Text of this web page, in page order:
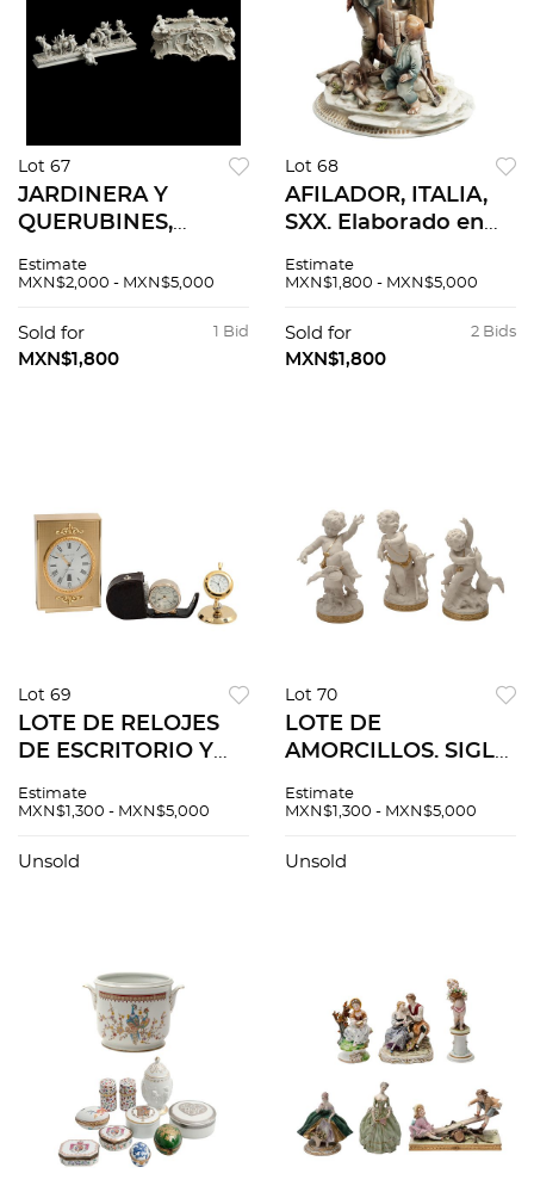
Lot 67
JARDINERA Y
QUERUBINES,
Elaborados en
biscuit. Uno sellado
KVE, Karl Ens
Estimate
MXN$2,000 - MXN$5,000
1 Bid
Sold for
MXN$1,800
Lot 68
AFILADOR, ITALIA,
SXX. Elaborado en
policromada. Sellada
Borsato. Acabado
gres. 22 cm de
Estimate
MXN$1,800 - MXN$5,000
2 Bids
Sold for
MXN$1,800
Lot 69
LOTE DE RELOJES
DE ESCRITORIO Y
Elaborados en metal
orígenes y marcas. 3
Estimate
MXN$1,300 - MXN$5,000
Unsold
Lot 70
LOTE DE
AMORCILLOS. SIGLO
porcelana blanca
Decorados con
Estimate
MXN$1,300 - MXN$5,000
Unsold